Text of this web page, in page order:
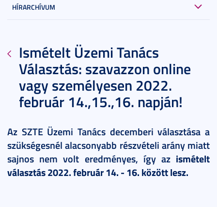
HÍRARCHÍVUM
Ismételt Üzemi Tanács
Választás: szavazzon online
vagy személyesen 2022.
február 14.,15.,16. napján!
Az SZTE Üzemi Tanács decemberi választása a
szükségesnél alacsonyabb részvételi arány miatt
sajnos nem volt eredményes, így az ismételt
választás 2022. február 14. - 16. között lesz.